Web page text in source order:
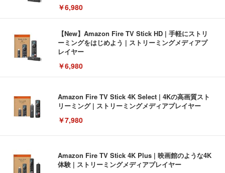
￥6,980
【New】Amazon Fire TV Stick HD | 手軽にストリ
ーミングをはじめよう | ストリーミングメディアプ
レイヤー
￥6,980
Amazon Fire TV Stick 4K Select | 4Kの高画質スト
リーミング | ストリーミングメディアプレイヤー
￥7,980
Amazon Fire TV Stick 4K Plus | 映画館のような4K
体験 | ストリーミングメディアプレイヤー